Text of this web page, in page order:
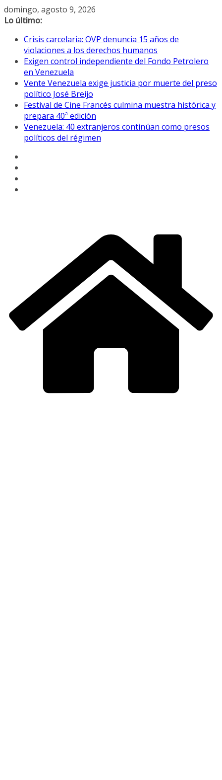
Saltar
al
domingo, agosto 9, 2026
Lo último:
Crisis carcelaria: OVP denuncia 15 años de
violaciones a los derechos humanos
Exigen control independiente del Fondo Petrolero
en Venezuela
Vente Venezuela exige justicia por muerte del preso
político José Breijo
Festival de Cine Francés culmina muestra histórica y
prepara 40ª edición
Venezuela: 40 extranjeros continúan como presos
políticos del régimen